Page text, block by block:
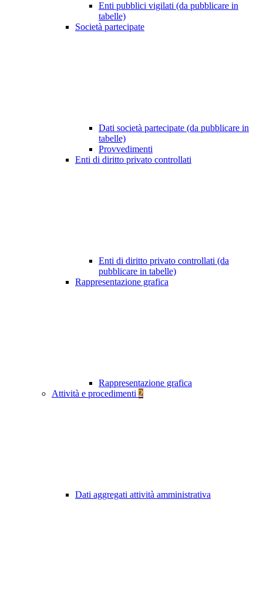
Enti pubblici vigilati (da pubblicare in
tabelle)
Società partecipate
Dati società partecipate (da pubblicare in
tabelle)
Provvedimenti
Enti di diritto privato controllati
Enti di diritto privato controllati (da
pubblicare in tabelle)
Rappresentazione grafica
Rappresentazione grafica
Attività e procedimenti 2
Dati aggregati attività amministrativa